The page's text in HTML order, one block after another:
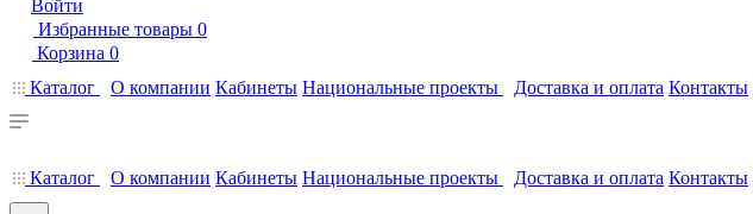
Войти
Избранные товары 0
Корзина 0
Каталог
О компании Кабинеты Национальные проекты Доставка и оплата Контакты
Каталог О компании Кабинеты Национальные проекты Доставка и оплата Контакты